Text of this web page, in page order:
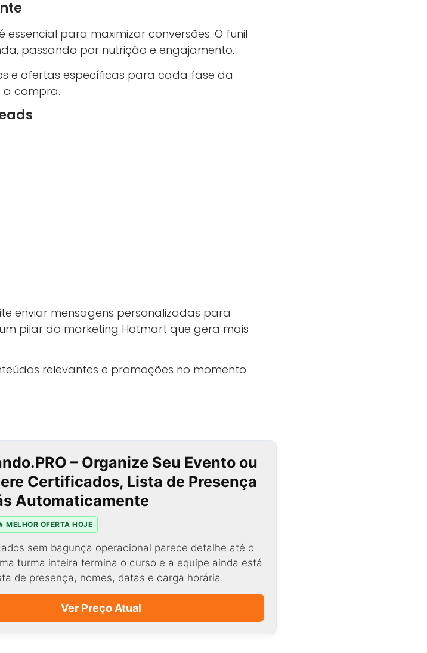
para maximizar conversões. O funil
passando por nutrição e engajamento.
e ofertas específicas para cada fase da
a compra.
enviar mensagens personalizadas para
pilar do marketing Hotmart que gera mais
relevantes e promoções no momento
– Organize Seu Evento ou
Certificados, Lista de Presença
Automaticamente
MELHOR OFERTA HOJE
sem bagunça operacional parece detalhe até o
turma inteira termina o curso e a equipe ainda está
de presença, nomes, datas e carga horária.
Ver Preço Atual